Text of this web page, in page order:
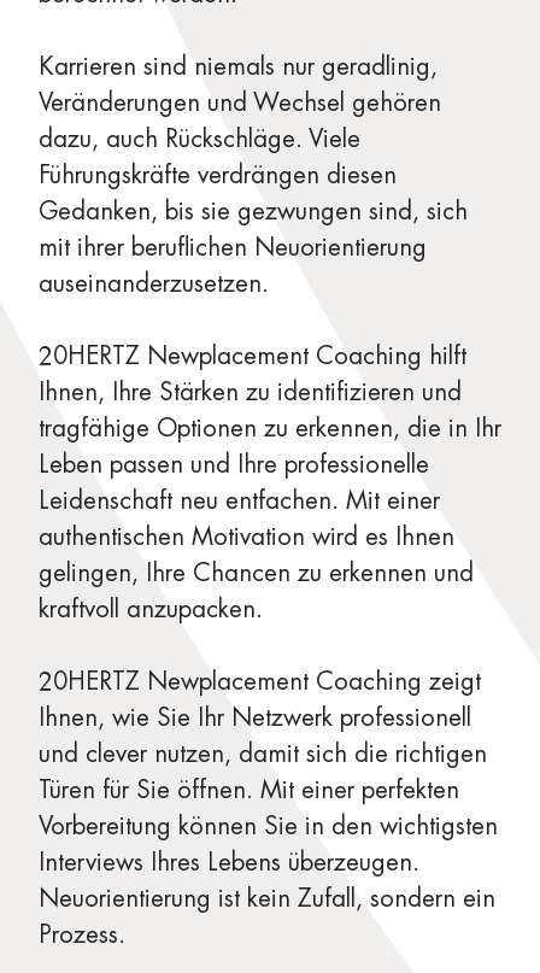
Karrieren sind niemals nur geradlinig,
Veränderungen und Wechsel gehören
dazu, auch Rückschläge. Viele
Führungskräfte verdrängen diesen
Gedanken, bis sie gezwungen sind, sich
mit ihrer beruflichen Neuorientierung
auseinanderzusetzen.
20HERTZ Newplacement Coaching hilft
Ihnen, Ihre Stärken zu identifizieren und
tragfähige Optionen zu erkennen, die in Ihr
Leben passen und Ihre professionelle
Leidenschaft neu entfachen. Mit einer
authentischen Motivation wird es Ihnen
gelingen, Ihre Chancen zu erkennen und
kraftvoll anzupacken.
20HERTZ Newplacement Coaching zeigt
Ihnen, wie Sie Ihr Netzwerk professionell
und clever nutzen, damit sich die richtigen
Türen für Sie öffnen. Mit einer perfekten
Vorbereitung können Sie in den wichtigsten
Interviews Ihres Lebens überzeugen.
Neuorientierung ist kein Zufall, sondern ein
Prozess.